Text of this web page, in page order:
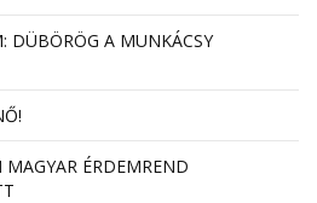
DÜBÖRÖG A MUNKÁCSY
ÉRDEMREND